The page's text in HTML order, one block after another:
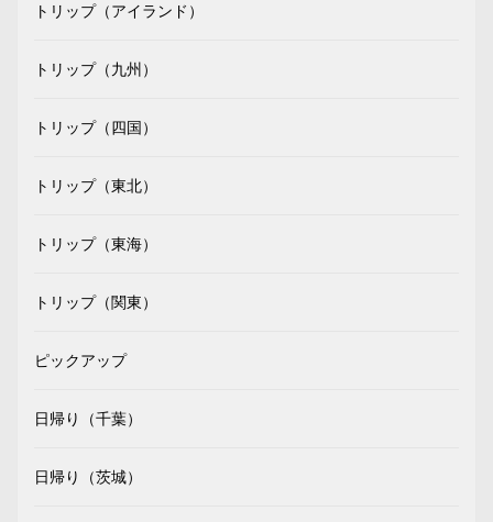
トリップ（アイランド）
トリップ（九州）
トリップ（四国）
トリップ（東北）
トリップ（東海）
トリップ（関東）
ピックアップ
日帰り（千葉）
日帰り（茨城）